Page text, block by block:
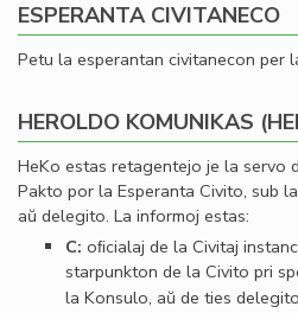
ESPERANTA CIVITANECO
Petu la esperantan civitanecon per
HEROLDO KOMUNIKAS
HeKo estas retagentejo je la servo
Pakto por la Esperanta Civito, sub
aŭ delegito. La informoj estas:
C: oﬁcialaj de la Civitaj
starpunkton de la Civito pri
la Konsulo, aŭ de ties